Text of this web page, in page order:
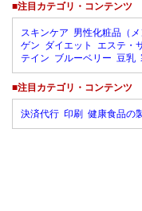
■注目カテゴリ・コンテンツ
スキンケア 男性化粧品（メ
ゲン ダイエット エステ・
テイン ブルーベリー 豆乳
■注目カテゴリ・コンテンツ
決済代行 印刷 健康食品の